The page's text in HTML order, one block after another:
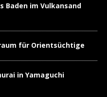
Baden im Vulkansand
für Orientsüchtige
in Yamaguchi